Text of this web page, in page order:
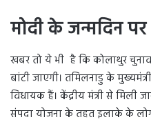
मोदी के जन्मदिन
खबर तो ये भी है कि कोलाथुर
बांटी जाएगी। तमिलनाडु के
विधायक हैं। केंद्रीय मंत्री से मिली
संपदा योजना के तहत इलाके के